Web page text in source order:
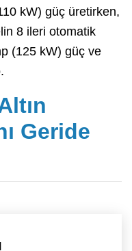
kW) güç üretirken,
8 ileri otomatik
(125 kW) güç ve
Geride